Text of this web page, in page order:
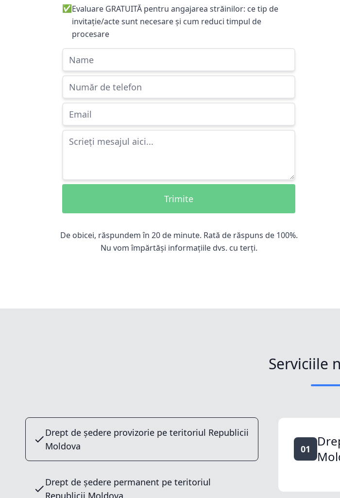
✅Evaluare GRATUITĂ pentru angajarea străinilor: ce tip de
invitație/acte sunt necesare și cum reduci timpul de
procesare
Trimite
De obicei, răspundem în 20 de minute. Rată de răspuns de 100%.
Nu vom împărtăși informațiile dvs. cu terți.
Serviciile
Drept de ședere provizorie pe teritoriul Republicii
Moldova
Drept de ședere permanent pe teritoriul
Republicii Moldova
01